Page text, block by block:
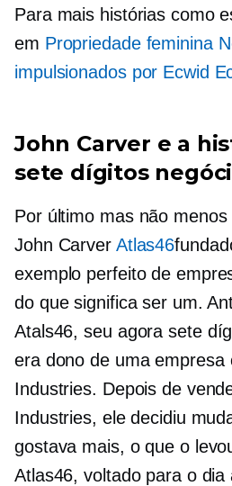
Para mais histórias como
em Propriedade feminina
impulsionados por Ecwid
John Carver e a
sete dígitos
Por último mas não
John Carver Atlas46
exemplo perfeito de
do que significa ser um.
Atals46, seu agorasete
era dono de uma empresa
Industries. Depois de
Industries, ele decidiu
gostava mais, o que o
Atlas46, voltado para o dia